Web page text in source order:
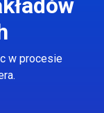
w procesie